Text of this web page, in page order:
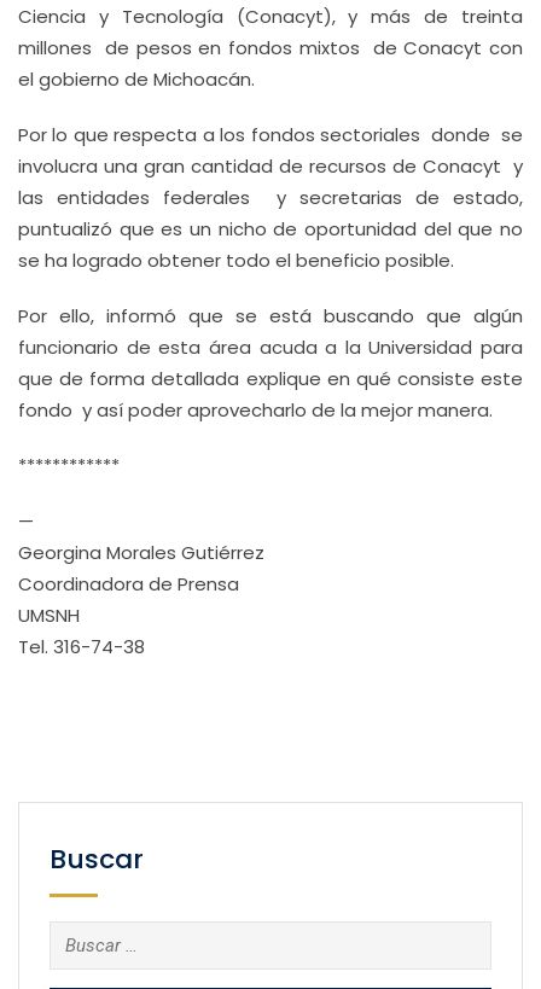
Ciencia y Tecnología (Conacyt), y más de treinta
millones de pesos en fondos mixtos de Conacyt con
el gobierno de Michoacán.
Por lo que respecta a los fondos sectoriales donde se
involucra una gran cantidad de recursos de Conacyt y
las entidades federales y secretarias de estado,
puntualizó que es un nicho de oportunidad del que no
se ha logrado obtener todo el beneficio posible.
Por ello, informó que se está buscando que algún
funcionario de esta área acuda a la Universidad para
que de forma detallada explique en qué consiste este
fondo y así poder aprovecharlo de la mejor manera.
************
—
Georgina Morales Gutiérrez
Coordinadora de Prensa
UMSNH
Tel. 316-74-38
Buscar
Buscar: